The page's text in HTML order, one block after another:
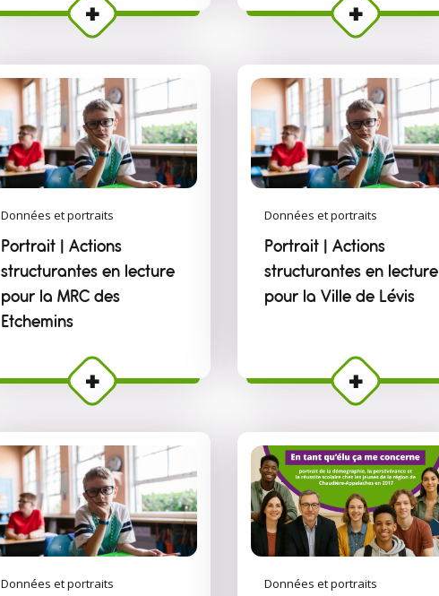
Données et portraits
Portrait | Actions
structurantes en lecture
pour la MRC des
Etchemins
Données et portraits
Portrait | Actions
structurantes en lecture
pour la Ville de Lévis
Données et portraits Données et portraits